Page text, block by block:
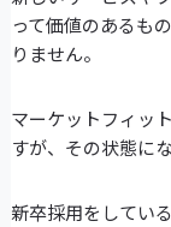
って価値のあるも
りません。
マーケットフィッ
すが、その状態に
新卒採用をしてい